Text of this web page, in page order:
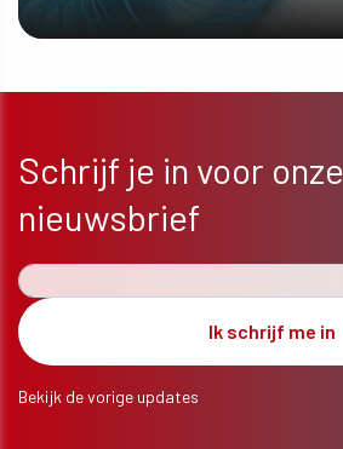
Schrijf je in voor onze
nieuwsbrief
Bekijk de vorige updates